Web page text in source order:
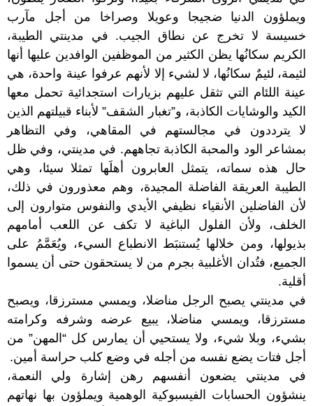
ويملؤون الدنيا ضجيجا وعويلا وصراخا من أجل مآرب
خسيسة لا تخرج عن نطاق الجيب. في مدينتي الطيبة،
الكريم سكانُها يظن الكثير من الموظفين الوافدين عليها أنها
لئيمة، لئيمٌ سكانُها، لا لشيء إلا لأنهم عرفوا عينة واحدة، هي
عينة اللئام التي تثقل عليهم بزيارات استجدائية تحمل معها
الكيد والوشايات الكاذبة، و”تغبار الشقف” لأبناء قبيلتهم الذين
لا يترددون في مجالستهم في المقاهي، وفي التظاهر
بمشاعر الود والمحبة الكاذبة تجاههم. في مدينتي، وفي ظل
حال هذه سماته، يتمثل العابرون أهلَها تمثلا سيئا، وهي
الطيبة العريقة الفاضلة المجيدة، وهم معذورون في ذلك،
لأن الفاضلين الأنقياء نظيفي الأيدي والنفوس متوارون إلى
الخلف، ولأن الفلول الباغية لا تكف عن اللعب أمامهم
بذيولها، ومن خلالها يُستنبَط الانطباع السيء، ويُعَمَّمُ على
الجميع، فتُدان الأغلبية بجرم من لا يستحقون حتى أن يسموا
أقلية.
في مدينتي يصبح الرجل مناضلا، ويمسي مسترزقا، ويصبح
مسترزقا، ويمسي مناضلا، يبيع عرضه وشرفه وكرامته
بشيء، وبلا شيء، ولا يستحيي أن يمارس كل “المهن” من
أجل فتات يضع نفسه من أجله في وضع كلب حراسة أمين.
في مدينتي يضعون أنفسهم رهن إشارة ولي النعمة،
ينشؤون الحسابات الفيسبوكية الوهمية ويملؤون بها نهاتهم